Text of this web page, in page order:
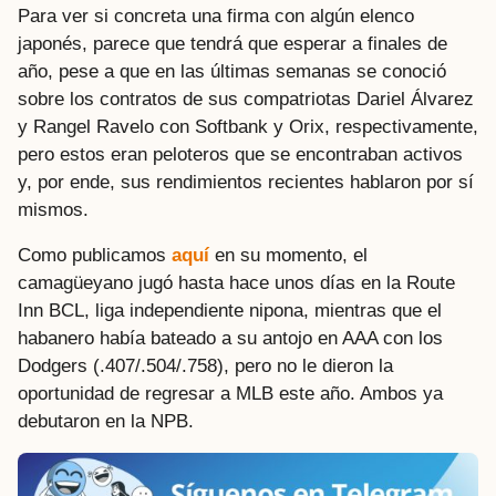
Para ver si concreta una firma con algún elenco
japonés, parece que tendrá que esperar a finales de
año, pese a que en las últimas semanas se conoció
sobre los contratos de sus compatriotas Dariel Álvarez
y Rangel Ravelo con Softbank y Orix, respectivamente,
pero estos eran peloteros que se encontraban activos
y, por ende, sus rendimientos recientes hablaron por sí
mismos.
Como publicamos aquí en su momento, el
camagüeyano jugó hasta hace unos días en la Route
Inn BCL, liga independiente nipona, mientras que el
habanero había bateado a su antojo en AAA con los
Dodgers (.407/.504/.758), pero no le dieron la
oportunidad de regresar a MLB este año. Ambos ya
debutaron en la NPB.